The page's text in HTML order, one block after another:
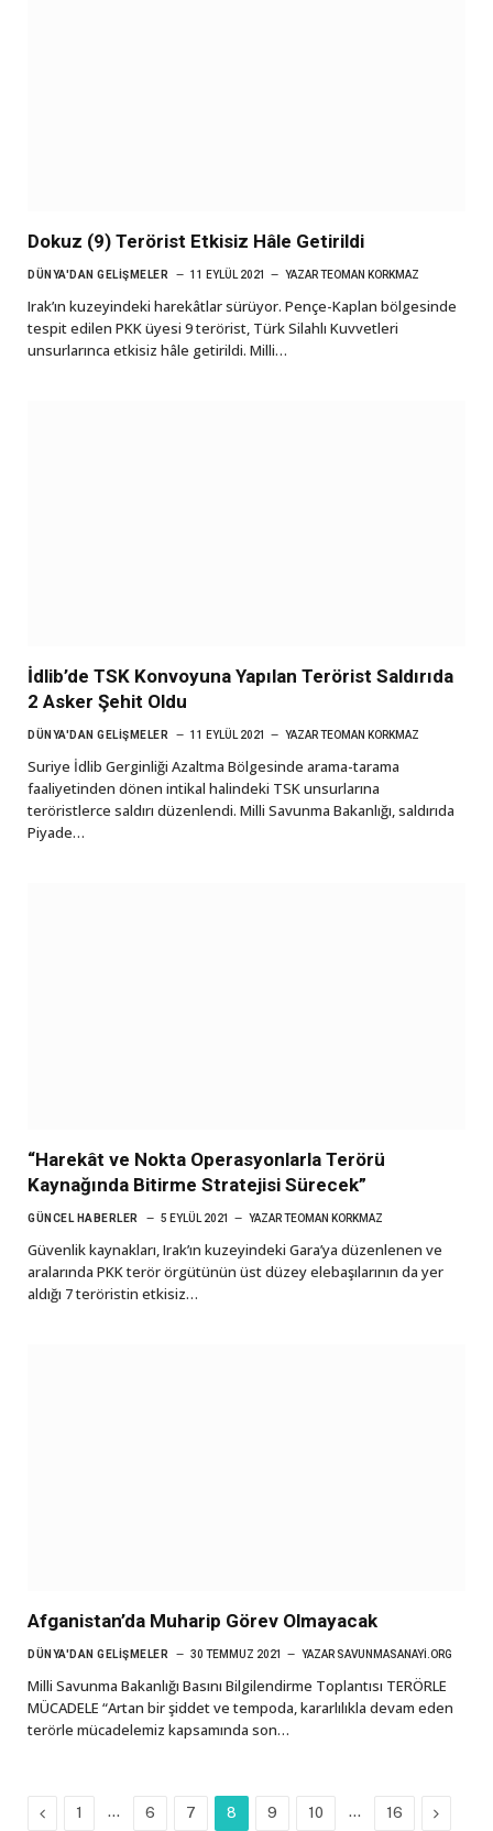
Dokuz (9) Terörist Etkisiz Hâle Getirildi
DÜNYA'DAN GELIŞMELER 11 EYLÜL 2021 YAZARTEOMAN KORKMAZ
Irak’ın kuzeyindeki harekâtlar sürüyor. Pençe-Kaplan bölgesinde
tespit edilen PKK üyesi 9 terörist, Türk Silahlı Kuvvetleri
unsurlarınca etkisiz hâle getirildi. Milli…
İdlib’de TSK Konvoyuna Yapılan Terörist Saldırıda
2 Asker Şehit Oldu
DÜNYA'DAN GELIŞMELER 11 EYLÜL 2021 YAZAR TEOMAN KORKMAZ
Suriye İdlib Gerginliği Azaltma Bölgesinde arama-tarama
faaliyetinden dönen intikal halindeki TSK unsurlarına
teröristlerce saldırı düzenlendi. Milli Savunma Bakanlığı, saldırıda
Piyade…
“Harekât ve Nokta Operasyonlarla Terörü
Kaynağında Bitirme Stratejisi Sürecek”
GÜNCEL HABERLER 5 EYLÜL 2021 YAZAR TEOMAN KORKMAZ
Güvenlik kaynakları, Irak’ın kuzeyindeki Gara’ya düzenlenen ve
aralarında PKK terör örgütünün üst düzey elebaşılarının da yer
aldığı 7 teröristin etkisiz…
Afganistan’da Muharip Görev Olmayacak
DÜNYA'DAN GELIŞMELER 30 TEMMUZ 2021 YAZAR SAVUNMASANAYI.ORG
Milli Savunma Bakanlığı Basını Bilgilendirme Toplantısı TERÖRLE
MÜCADELE “Artan bir şiddet ve tempoda, kararlılıkla devam eden
terörle mücadelemiz kapsamında son…
Previous
1 … 6 7 8 9 10 … 16 Next